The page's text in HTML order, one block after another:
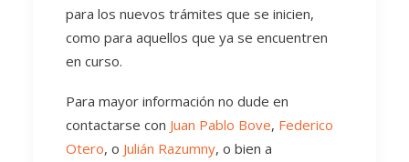
para los nuevos trámites que se inicien,
como para aquellos que ya se encuentren
en curso.
Para mayor información no dude en
contactarse con Juan Pablo Bove, Federico
Otero, o Julián Razumny, o bien a